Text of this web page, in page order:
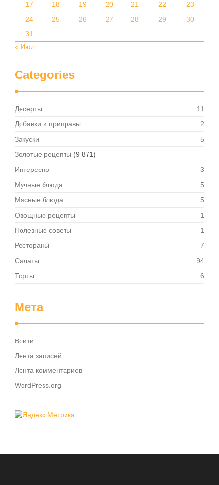
17
18 19 20 21 22
23
24
25 26 27 28 29
30
31
« Июл
Categories
Десерты
11
Добавки и приправы
2
Закуски
5
Золотые рецепты (9 871)
Интересно
3
Мучные блюда
5
Мясные блюда
5
Овощные рецепты
1
Полезные советы
1
Рестораны
7
Салаты
94
Торты
6
Мета
Войти
Лента записей
Лента комментариев
WordPress.org